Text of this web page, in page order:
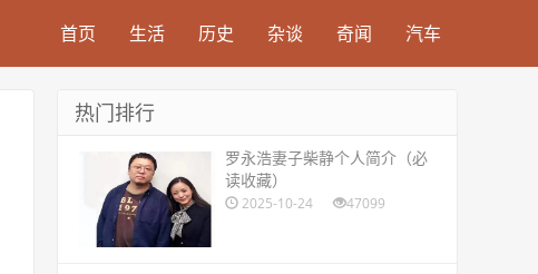
首页 生活 历史 杂谈 奇闻 汽车
热门排行
​罗永浩妻子柴静个人简介（必
读收藏）
2025-10-24 47099